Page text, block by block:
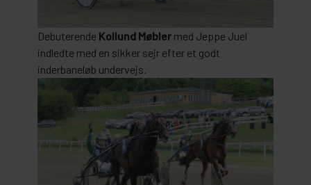
Debuterende Kollund Møbler med Jeppe Juel
indledte med en sikker sejr efter et godt
inderbaneløb undervejs.